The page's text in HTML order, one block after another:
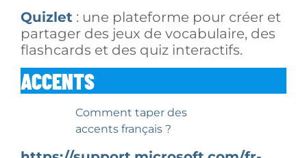
Quizlet : une plateforme pour créer et
partager des jeux de vocabulaire, des
flashcards et des quiz interactifs.
ACCENTS
Comment taper des
accents français ?